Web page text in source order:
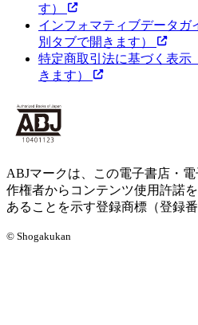
す）
インフォマティブデータガ
別タブで開きます）
特定商取引法に基づく表示
きます）
ABJマークは、この電子書店・
作権者からコンテンツ使用許諾
あることを示す登録商標（登録番
© Shogakukan